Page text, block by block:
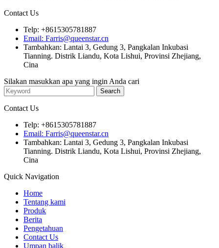
Contact Us
Telp: +8615305781887
Email: Farris@queenstar.cn
Tambahkan: Lantai 3, Gedung 3, Pangkalan Inkubasi
Tianning. Distrik Liandu, Kota Lishui, Provinsi Zhejiang,
Cina
Silakan masukkan apa yang ingin Anda cari
Contact Us
Telp: +8615305781887
Email: Farris@queenstar.cn
Tambahkan: Lantai 3, Gedung 3, Pangkalan Inkubasi
Tianning. Distrik Liandu, Kota Lishui, Provinsi Zhejiang,
Cina
Quick Navigation
Home
Tentang kami
Produk
Berita
Pengetahuan
Contact Us
Umpan balik